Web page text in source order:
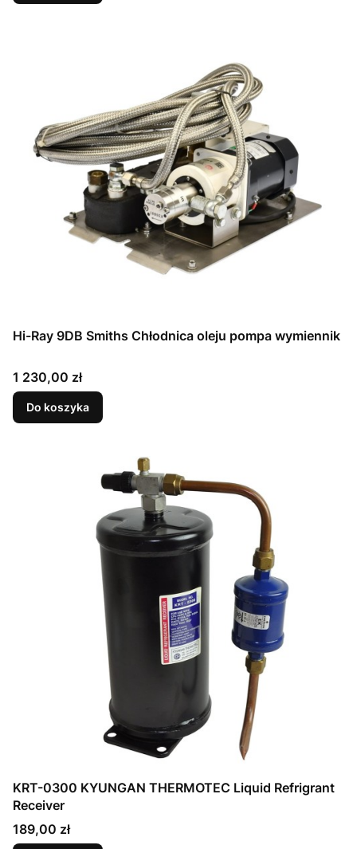
Hi-Ray 9DB Smiths Chłodnica oleju pompa wymiennik
Cena
1 230,00 zł
Do koszyka
KRT-0300 KYUNGAN THERMOTEC Liquid Refrigrant
Receiver
Cena
189,00 zł